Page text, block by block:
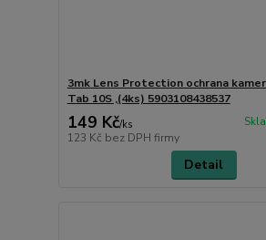
3mk Lens Protection ochrana
Tab 10S ,(4ks) 5903108438537
149 Kč/ks
123 Kč bez DPH firmy
Detail